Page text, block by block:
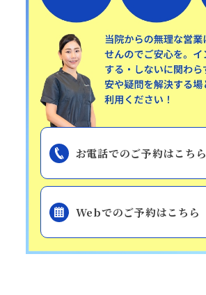
お電話でのご予約はこちら
Webでのご予約はこちら